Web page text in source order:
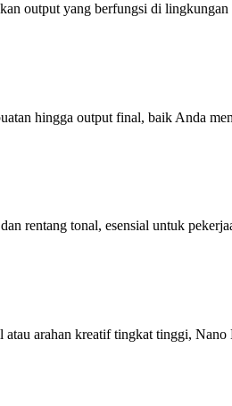
output yang berfungsi di
hingga output final, baik Anda
rentang tonal, esensial untuk
arahan kreatif tingkat tinggi, Nano